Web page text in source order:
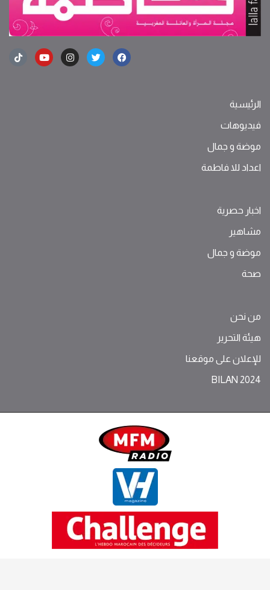
الرئيسية
فيديوهات
موضة ‫و‬ ‫‬‫جمال‬
اعداد للا فاطمة
اخبار حصرية
مشاهير
موضة ‫و‬ ‫‬‫جمال‬
صحة
من نحن
هيئة التحرير
للإعلان على موقعنا
BILAN 2024